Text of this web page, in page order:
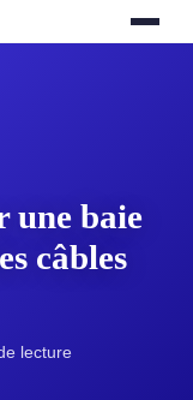
une baie
câbles
lecture